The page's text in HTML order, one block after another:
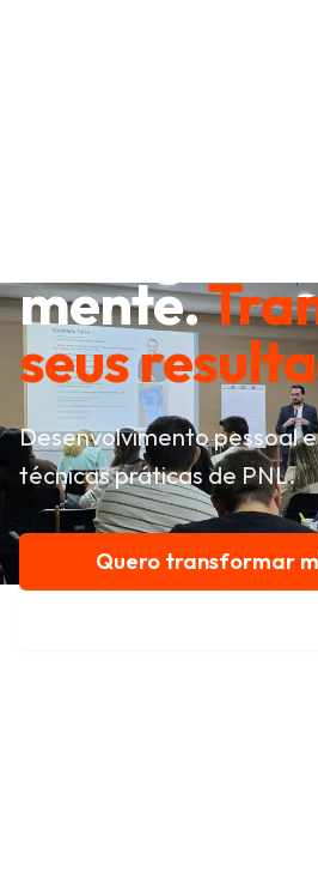
mente.
seus
Desenvolvimento pessoal
técnicas práticas de PNL.
Quero transformar